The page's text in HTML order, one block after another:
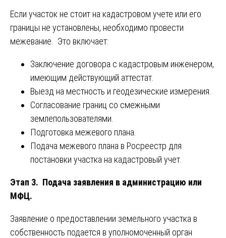
Если участок не стоит на кадастровом учете или его
границы не установлены, необходимо провести
межевание. Это включает:
Заключение договора с кадастровым инженером,
имеющим действующий аттестат.
Выезд на местность и геодезические измерения.
Согласование границ со смежными
землепользователями.
Подготовка межевого плана.
Подача межевого плана в Росреестр для
постановки участка на кадастровый учет.
Этап 3. Подача заявления в администрацию или
МФЦ.
Заявление о предоставлении земельного участка в
собственность подается в уполномоченный орган